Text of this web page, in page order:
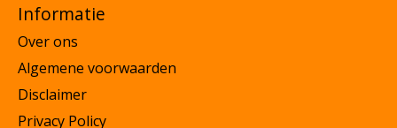
Informatie
Over ons
Algemene voorwaarden
Disclaimer
Privacy Policy